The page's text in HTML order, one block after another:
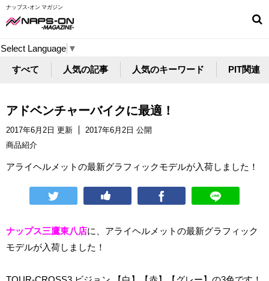
ナップス-オン マガジン
Select Language ▼
すべて 人気の記事 人気のキーワード PIT関連
アドベンチャーバイクに最適！
2017年6月2日 更新
2017年6月2日 公開
商品紹介
アライヘルメットの最新グラフィックモデルが入荷しました！
ナップス三鷹東八店に、アライヘルメットの最新グラフィック
モデルが入荷しました！